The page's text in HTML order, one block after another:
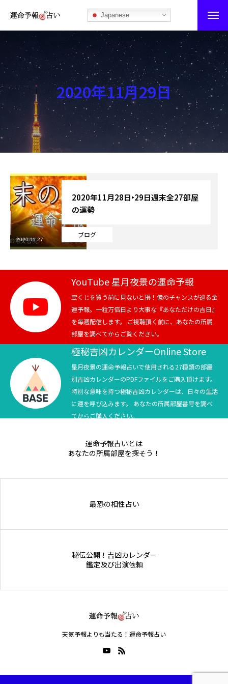
Japanese
運命予報占い
運命予報占いとは
あなたの所属部屋を探そう！
最恐の相性占い
秘伝公開！吉凶カレンダー
記事カテゴリー
ブログ
お知らせ
芸能界
テニス
スポーツ
競馬
テニス四大大会・五輪
テニス四大大会・五輪
2020年11月29日
ブログ
2020年11月28日‣29日週末全27部屋
の運勢
2020.11.27
YouTube 星月夜景の運命予報
宝くじを買う前に見ないと損！億のチャンスが巡る金
運予報。一粒万倍日より大事な『あなただけの吉日』
を毎週配信します。 ご視聴頂く前に、あなたの所属
部屋を調べてからご覧ください。
極秘吉凶カレンダーOnline Store
星月夜景の運命予報占いで使用される27種類の部屋
別吉凶カレンダーのPDFファイルをご購入頂けます。
特別な意味を持つ極秘吉凶カレンダーは、日々の生活
に運を呼び込みます。 あなたの所属部屋番号を調べ
てからご購入ください。
運命予報占いとは
あなたの所属部屋を探そう！
最恐の相性占い
秘伝公開！吉凶カレンダー
鑑定及び出演依頼
天気予報よりも当たる！運命予報占い